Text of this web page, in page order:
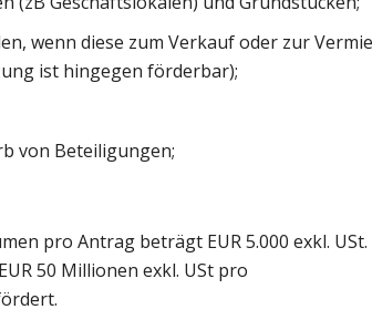
wenn diese zum Verkauf oder zur
ist hingegen förderbar);
von Beteiligungen;
pro Antrag beträgt EUR 5.000 exkl.
50 Millionen exkl. USt pro